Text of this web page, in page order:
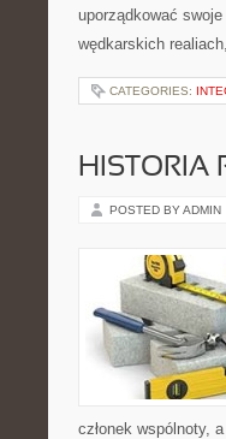
uporządkować
wędkarskich
CATEGORIES:
HISTORIA
POSTED BY ADMIN
członek wspólnoty,